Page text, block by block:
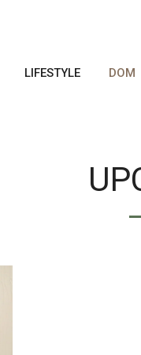
LIFESTYLE DOM